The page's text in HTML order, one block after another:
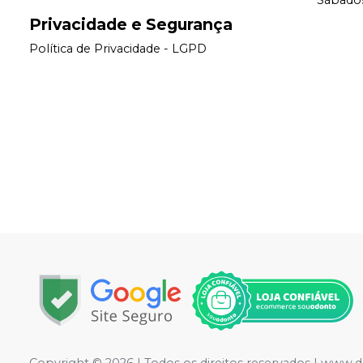
Privacidade e Segurança
Política de Privacidade - LGPD